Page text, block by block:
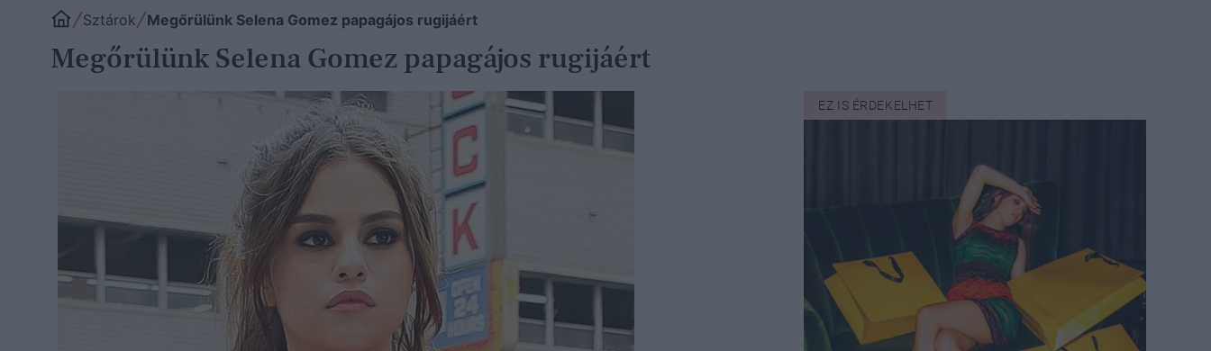
Sztárok Megőrülünk Selena Gomez papagájos rugijáért
Megőrülünk Selena Gomez papagájos rugijáért
EZ IS ÉRDEKELHET